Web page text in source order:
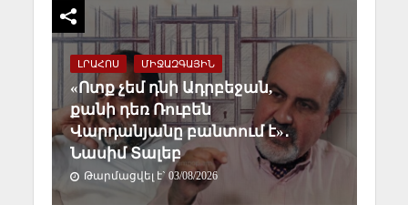
ԼՐԱՀՈՍ ՄԻՋԱԶԳԱՅԻՆ
«Ոտք չեմ դնի Ադրբեջան,
քանի դեռ Ռուբեն
Վարդանյանը բանտում է»․
Նասիմ Տալեբ
Թարմացվել է` 03/08/2026